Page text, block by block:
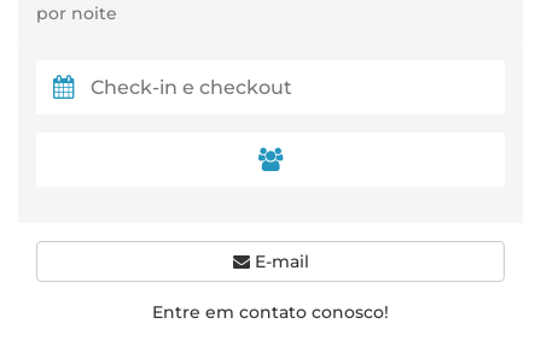
por noite
E-mail
Entre em contato conosco!